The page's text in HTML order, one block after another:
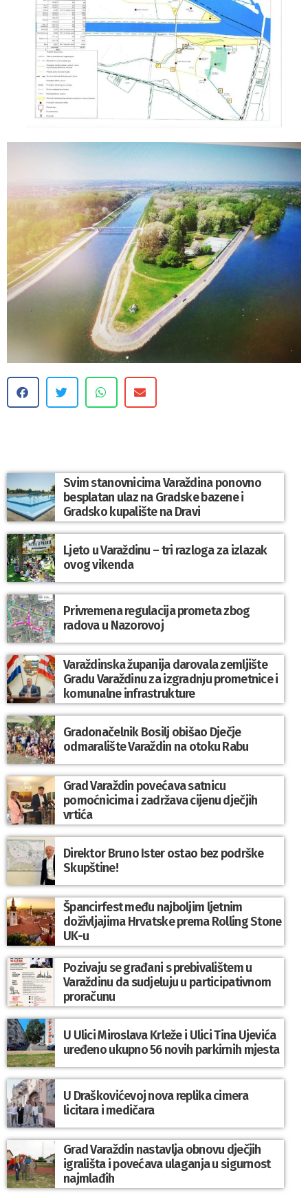
Svim stanovnicima Varaždina ponovno
besplatan ulaz na Gradske bazene i
Gradsko kupalište na Dravi
Ljeto u Varaždinu – tri razloga za izlazak
ovog vikenda
Privremena regulacija prometa zbog
radova u Nazorovoj
Varaždinska županija darovala zemljište
Gradu Varaždinu za izgradnju prometnice i
komunalne infrastrukture
Gradonačelnik Bosilj obišao Dječje
odmaralište Varaždin na otoku Rabu
Grad Varaždin povećava satnicu
pomoćnicima i zadržava cijenu dječjih
vrtića
Direktor Bruno Ister ostao bez podrške
Skupštine!
Špancirfest među najboljim ljetnim
doživljajima Hrvatske prema Rolling Stone
UK-u
Pozivaju se građani s prebivalištem u
Varaždinu da sudjeluju u participativnom
proračunu
U Ulici Miroslava Krleže i Ulici Tina Ujevića
uređeno ukupno 56 novih parkirnih mjesta
U Draškovićevoj nova replika cimera
licitara i medičara
Grad Varaždin nastavlja obnovu dječjih
igrališta i povećava ulaganja u sigurnost
najmlađih